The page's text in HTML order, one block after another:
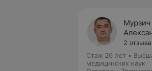
Мурзич
2 отзыва
Стаж 26 лет •
медицинских наук